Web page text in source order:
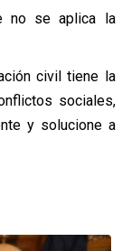
no se aplica la
civil tiene la
sociales,
y solucione a